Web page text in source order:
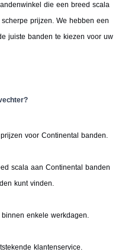
die een breed scala
prijzen. We hebben een
juiste banden te kiezen voor uw
voor Continental banden.
scala aan Continental banden
kunt vinden.
enkele werkdagen.
klantenservice.